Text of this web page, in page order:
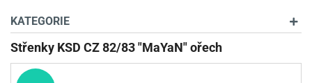
OPTIKA
STŘELIVO
KATEGORIE
Střenky KSD CZ 82/83 "MaYaN" ořech